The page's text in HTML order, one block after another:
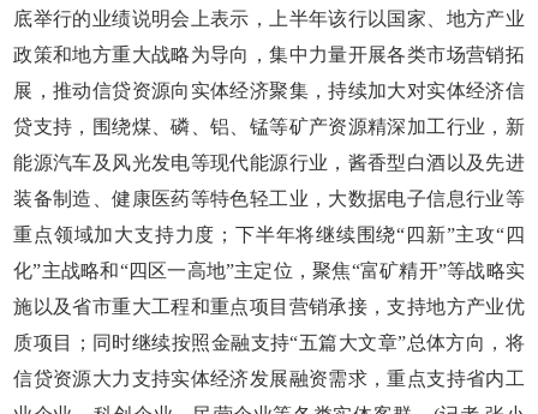
底举行的业绩说明会上表示，上半年该行以国家、地方产业
政策和地方重大战略为导向，集中力量开展各类市场营销拓
展，推动信贷资源向实体经济聚集，持续加大对实体经济信
贷支持，围绕煤、磷、铝、锰等矿产资源精深加工行业，新
能源汽车及风光发电等现代能源行业，酱香型白酒以及先进
装备制造、健康医药等特色轻工业，大数据电子信息行业等
重点领域加大支持力度；下半年将继续围绕“四新”主攻“四
化”主战略和“四区一高地”主定位，聚焦“富矿精开”等战略实
施以及省市重大工程和重点项目营销承接，支持地方产业优
质项目；同时继续按照金融支持“五篇大文章”总体方向，将
信贷资源大力支持实体经济发展融资需求，重点支持省内工